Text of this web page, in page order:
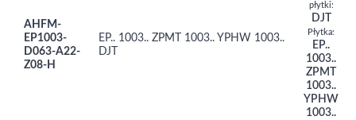
AHFM-
EP1003-
D063-A22-
Z08-H
EP.. 1003.. ZPMT 1003.. YPHW 1003..
DJT
płytki:
DJT
Płytka:
EP..
1003..
ZPMT
1003..
YPHW
1003..